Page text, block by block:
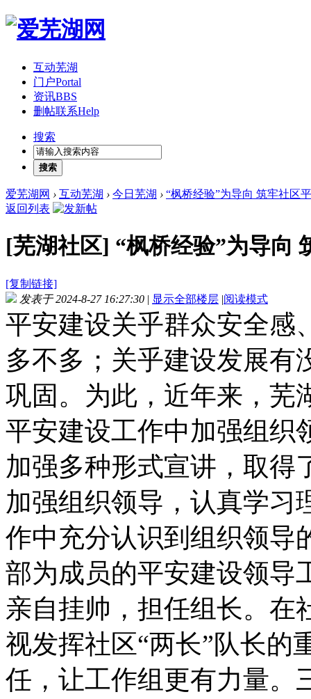
互动芜湖
门户Portal
资讯BBS
删帖联系Help
搜索
搜索
爱芜湖网 › 互动芜湖 › 今日芜湖 › “枫桥经验”为导向 筑牢社区
返回列表
[芜湖社区] “枫桥经验”为导向
[复制链接]
发表于 2024-8-27 16:27:30 | 显示全部楼层 |阅读模式
平安建设关乎群众安全感
多不多；关乎建设发展有
巩固。为此，近年来，芜
平安建设工作中加强组织
加强多种形式宣讲，取得
加强组织领导，认真学习
作中充分认识到组织领导
部为成员的平安建设领导
亲自挂帅，担任组长。在
视发挥社区“两长”队长的
任，让工作组更有力量。